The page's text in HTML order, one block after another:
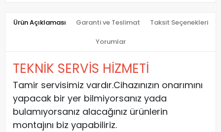
Ürün Açıklaması Garanti ve Teslimat Taksit Seçenekleri
Yorumlar
TEKNİK SERVİS HİZMETİ
Tamir servisimiz vardır.Cihazınızın onarımını
yapacak bir yer bilmiyorsanız yada
bulamıyorsanız alacağınız ürünlerin
montajını biz yapabiliriz.